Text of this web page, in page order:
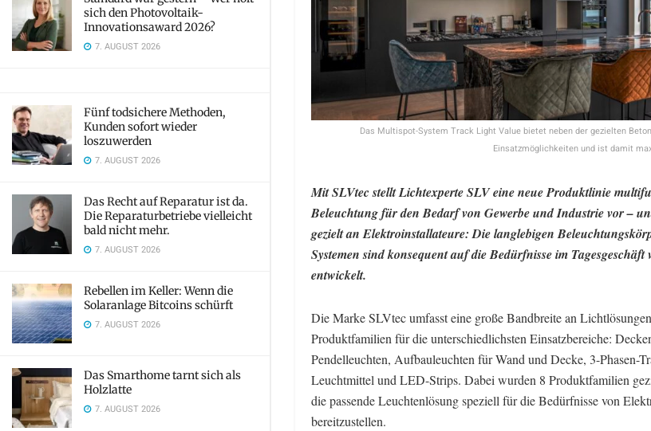
sich den Photovoltaik-
Innovationsaward 2026?
7. AUGUST 2026
Fünf todsichere Methoden,
Kunden sofort wieder
loszuwerden
7. AUGUST 2026
Das Recht auf Reparatur ist da.
Die Reparaturbetriebe vielleicht
bald nicht mehr.
7. AUGUST 2026
Rebellen im Keller: Wenn die
Solaranlage Bitcoins schürft
7. AUGUST 2026
Das Smarthome tarnt sich als
Holzlatte
7. AUGUST 2026
Das Multispot-System Track Light Value bietet neben der gezielten
Einsatzmöglichkeiten und ist damit
Mit SLVtec stellt Lichtexperte SLV eine neue Produktlinie
Beleuchtung für den Bedarf von Gewerbe und Industrie vor –
gezielt an Elektroinstallateure: Die langlebigen
Systemen sind konsequent auf die Bedürfnisse im
entwickelt.
Die Marke SLVtec umfasst eine große Bandbreite an
Produktfamilien für die unterschiedlichsten Einsatzbereiche:
Pendelleuchten, Aufbauleuchten für Wand und Decke, 3-Phasen-
Leuchtmittel und LED-Strips. Dabei wurden 8 Produktfamilien
die passende Leuchtenlösung speziell für die Bedürfnisse von
bereitzustellen.